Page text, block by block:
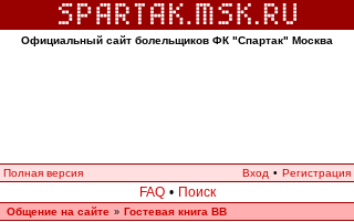
Официальный сайт болельщиков ФК "Спартак" Москва
Полная версия Вход • Регистрация
FAQ • Поиск
Общение на сайте » Гостевая книга ВВ